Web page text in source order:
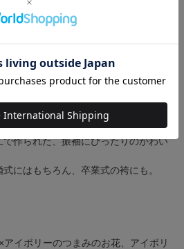
作られた、振袖にぴったりのかわい
にはもちろん、卒業式の袴にも。
イボリーのつまみのお花、アイボリ